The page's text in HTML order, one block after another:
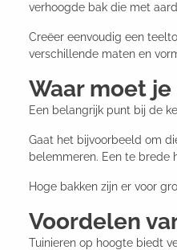
verhoogde bak die met
Creëer eenvoudig een
verschillende maten en
Waar moet
Een belangrijk punt bij de
Gaat het bijvoorbeeld om
belemmeren. Een te brede
Hoge bakken zijn er voor
Voordelen
Tuinieren op hoogte biedt